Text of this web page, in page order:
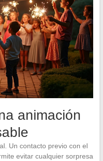
animación
Un contacto previo con el
evitar cualquier sorpresa